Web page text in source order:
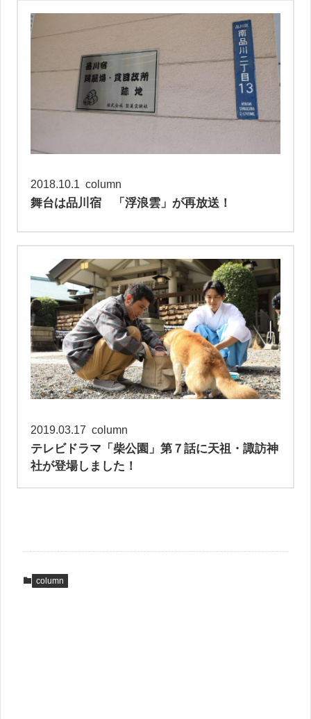
舞台は品川宿 「浮浪雲」が再放送！
2018.10.1 column
テレビドラマ「柴公園」第７話に天祖・諏訪神
社が登場しました！
2019.03.17 column
column